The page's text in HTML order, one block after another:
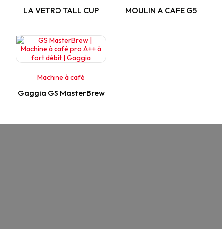
LA VETRO TALL CUP MOULIN A CAFE G5
Machine à café
Gaggia GS MasterBrew